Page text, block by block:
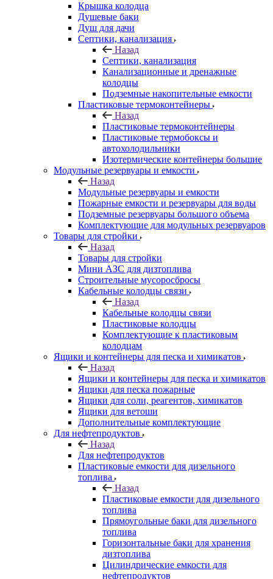
Крышка колодца
Душевые баки
Душ для дачи
Септики, канализация
Назад
Септики, канализация
Канализационные и дренажные
колодцы
Подземные накопительные емкости
Пластиковые термоконтейнеры
Назад
Пластиковые термоконтейнеры
Пластиковые термобоксы и
автохолодильники
Изотермические контейнеры большие
Модульные резервуары и емкости
Назад
Модульные резервуары и емкости
Пожарные емкости и резервуары для воды
Подземные резервуары большого объема
Комплектующие для модульных резервуаров
Товары для стройки
Назад
Товары для стройки
Мини АЗС для дизтоплива
Строительные мусоросбросы
Кабельные колодцы связи
Назад
Кабельные колодцы связи
Пластиковые колодцы
Комплектующие к пластиковым
колодцам
Ящики и контейнеры для песка и химикатов
Назад
Ящики и контейнеры для песка и химикатов
Ящики для песка пожарные
Ящики для соли, реагентов, химикатов
Ящики для ветоши
Дополнительные комплектующие
Для нефтепродуктов
Назад
Для нефтепродуктов
Пластиковые емкости для дизельного
топлива
Назад
Пластиковые емкости для дизельного
топлива
Прямоугольные баки для дизельного
топлива
Горизонтальные баки для хранения
дизтоплива
Цилиндрические емкости для
нефтепродуктов